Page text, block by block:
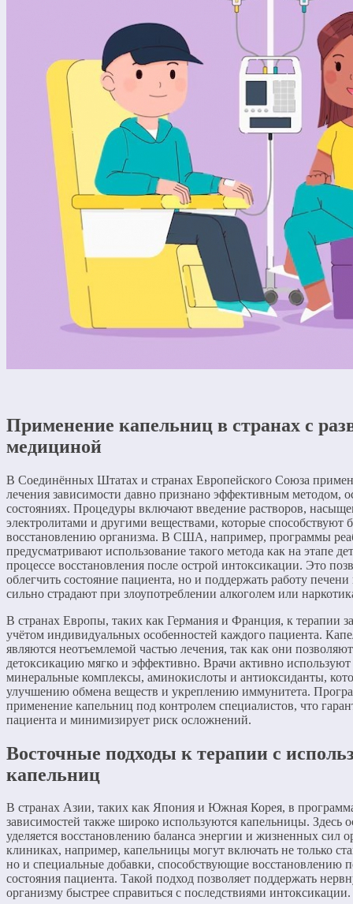
Применение капельниц в странах с
медициной
В Соединённых Штатах и странах Европейского Союза
лечения зависимости давно признано эффективным методом,
состояниях. Процедуры включают введение растворов,
электролитами и другими веществами, которые способствуют
восстановлению организма. В США, например, программы
предусматривают использование такого метода как на этапе
процессе восстановления после острой интоксикации. Это
облегчить состояние пациента, но и поддержать работу
сильно страдают при злоупотреблении алкоголем или
В странах Европы, таких как Германия и Франция, к терапии
учётом индивидуальных особенностей каждого пациента.
являются неотъемлемой частью лечения, так как они
детоксикацию мягко и эффективно. Врачи активно
минеральные комплексы, аминокислоты и антиоксиданты,
улучшению обмена веществ и укреплению иммунитета.
применение капельниц под контролем специалистов, что
пациента и минимизирует риск осложнений.
Восточные подходы к терапии с
капельниц
В странах Азии, таких как Япония и Южная Корея, в
зависимостей также широко используются капельницы. Здесь
уделяется восстановлению баланса энергии и жизненных сил
клиниках, например, капельницы могут включать не только
но и специальные добавки, способствующие восстановлению
состояния пациента. Такой подход позволяет поддержать
организму быстрее справиться с последствиями интоксикации.